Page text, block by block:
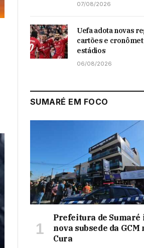
07/08/2026
Uefa adota novas
cartões e
estádios
06/08/2026
SUMARÉ EM FOCO
Prefeitura de Sumaré
nova subsede da GCM
Cura